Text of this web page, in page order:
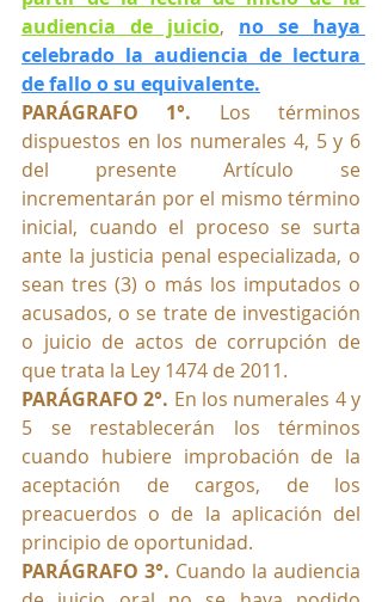
audiencia de juicio, no se haya
celebrado la audiencia de lectura
de fallo o su equivalente.
PARÁGRAFO 1°. Los términos
dispuestos en los numerales 4, 5 y 6
del presente Artículo se
incrementarán por el mismo término
inicial, cuando el proceso se surta
ante la justicia penal especializada, o
sean tres (3) o más los imputados o
acusados, o se trate de investigación
o juicio de actos de corrupción de
que trata la Ley 1474 de 2011.
PARÁGRAFO 2°. En los numerales 4 y
5 se restablecerán los términos
cuando hubiere improbación de la
aceptación de cargos, de los
preacuerdos o de la aplicación del
principio de oportunidad.
PARÁGRAFO 3°. Cuando la audiencia